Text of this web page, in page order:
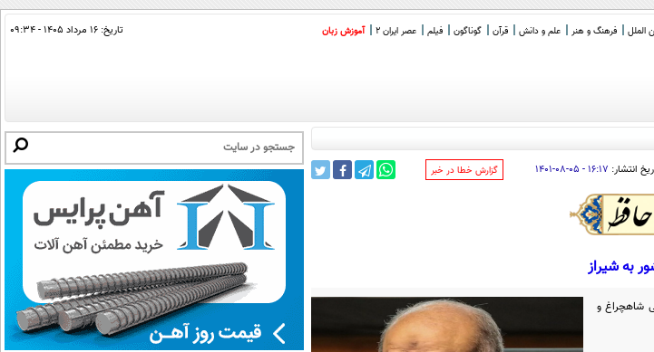
الملل فرهنگ و هنر علم و دانش قرآن گوناگون فیلم عصر ایران 2 آموزش زبان تاریخ: ۱۶ مرداد ۱۴۰۵ - ۰۹:۳۴
انتشار: ۱۶:۱۷ - ۰۵-۰۸-۱۴۰۱ ‌گزارش خطا در خبر
به شیراز
شاهچراغ و